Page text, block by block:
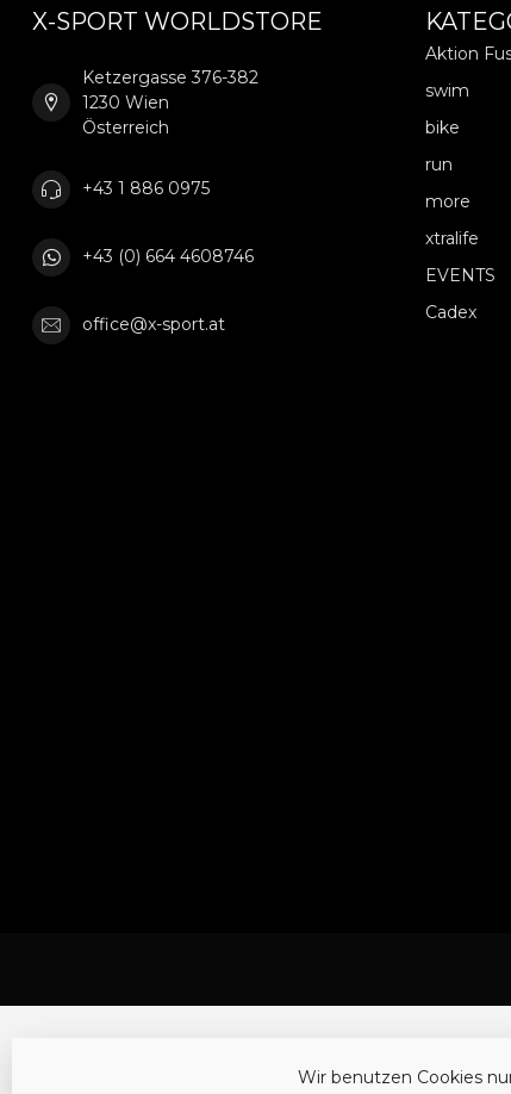
X-SPORT WORLDSTORE
Ketzergasse 376-382
1230 Wien
Österreich
+43 1 886 0975
+43 (0) 664 4608746
office@x-sport.at
Aktion
swim
bike
run
more
xtralife
EVENTS
Cadex
Wir benutzen Cookies